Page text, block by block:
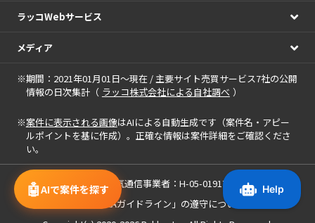
🤖AIで案件を探す
ラッコWebサービス
メディア
※期間：2021年01月01日～現在 / 主要サイト売買サービス7社の公開
情報の日次集計（ ラッコ株式会社による自社調べ ）
※案件に表示される画像はAIによる自動生成です（案件名・アピー
ルポイントを基に作成）。正確な情報は案件詳細をご確認くださ
い。
届出電気通信事業者：H-05-01917
「中小M&Aガイドライン」の遵守について